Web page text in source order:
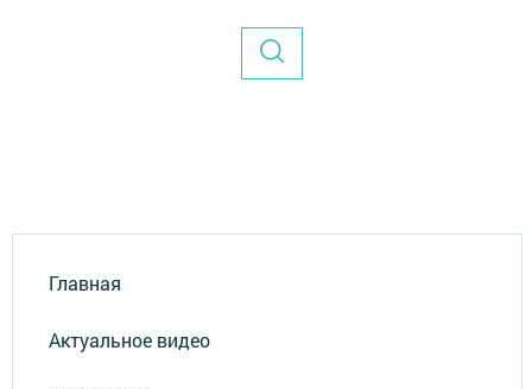
Главная
Актуальное видео